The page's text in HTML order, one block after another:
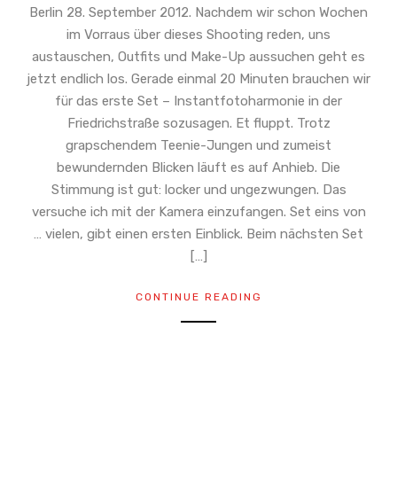
Berlin 28. September 2012. Nachdem wir schon Wochen
im Vorraus über dieses Shooting reden, uns
austauschen, Outfits und Make-Up aussuchen geht es
jetzt endlich los. Gerade einmal 20 Minuten brauchen wir
für das erste Set – Instantfotoharmonie in der
Friedrichstraße sozusagen. Et fluppt. Trotz
grapschendem Teenie-Jungen und zumeist
bewundernden Blicken läuft es auf Anhieb. Die
Stimmung ist gut: locker und ungezwungen. Das
versuche ich mit der Kamera einzufangen. Set eins von
… vielen, gibt einen ersten Einblick. Beim nächsten Set
[…]
CONTINUE READING